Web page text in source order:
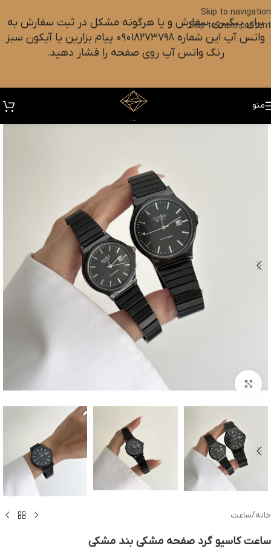
Skip to navigation
Skip to main content
برای پیگیری سفارش و یا هرگونه مشکل در ثبت سفارش به
واتس آپ این شماره ۰۹۰۱۸۲۷۳۷۹۸ پیام بزارین یا آیکون سبز
رنگ واتس آپ روی صفحه را فشار دهید.
منو
بزرگنمایی تصویر
خانه/ساعت
ساعت کاسیو گرد صفحه مشکی بند مشکی